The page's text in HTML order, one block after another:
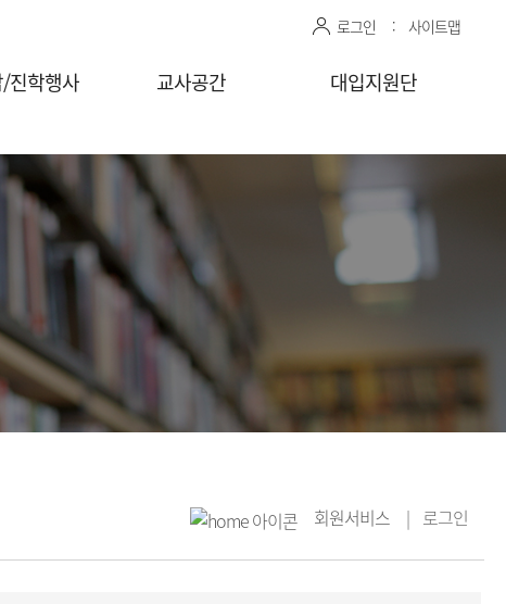
로그인 사이트맵
진학행사
관 상담신청
상담교사
교사공간
센터자료실
공유자료실
감자바
찾아가는
상담/면접 요청
(학교)
대입지원단
진학상담 지원 관리
모의면접 지원 관리
회원서비스 로그인